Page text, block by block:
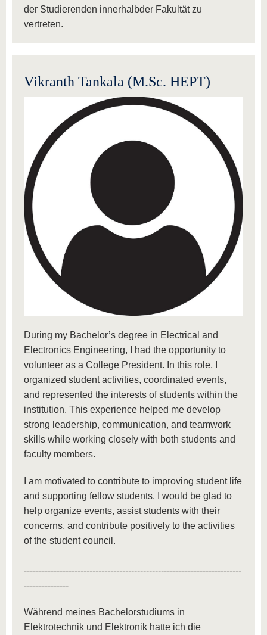
der Studierenden innerhalbder Fakultät zu
vertreten.
Vikranth Tankala (M.Sc. HEPT)
During my Bachelor’s degree in Electrical and
Electronics Engineering, I had the opportunity to
volunteer as a College President. In this role, I
organized student activities, coordinated events,
and represented the interests of students within the
institution. This experience helped me develop
strong leadership, communication, and teamwork
skills while working closely with both students and
faculty members.
I am motivated to contribute to improving student life
and supporting fellow students. I would be glad to
help organize events, assist students with their
concerns, and contribute positively to the activities
of the student council.
-------------------------------------------------------------------------
---------------
Während meines Bachelorstudiums in
Elektrotechnik und Elektronik hatte ich die